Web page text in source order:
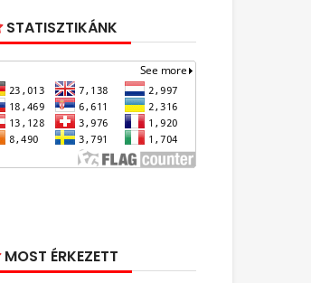
STATISZTIKÁNK
MOST ÉRKEZETT